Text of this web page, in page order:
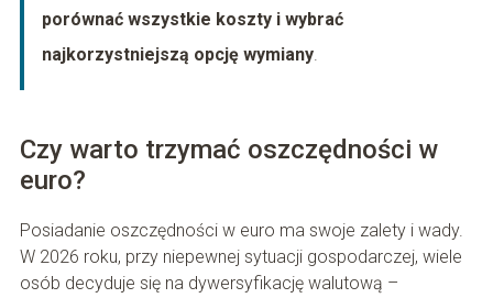
porównać wszystkie koszty i wybrać
najkorzystniejszą opcję wymiany.
Czy warto trzymać oszczędności w
euro?
Posiadanie oszczędności w euro ma swoje zalety i wady.
W 2026 roku, przy niepewnej sytuacji gospodarczej, wiele
osób decyduje się na dywersyfikację walutową –